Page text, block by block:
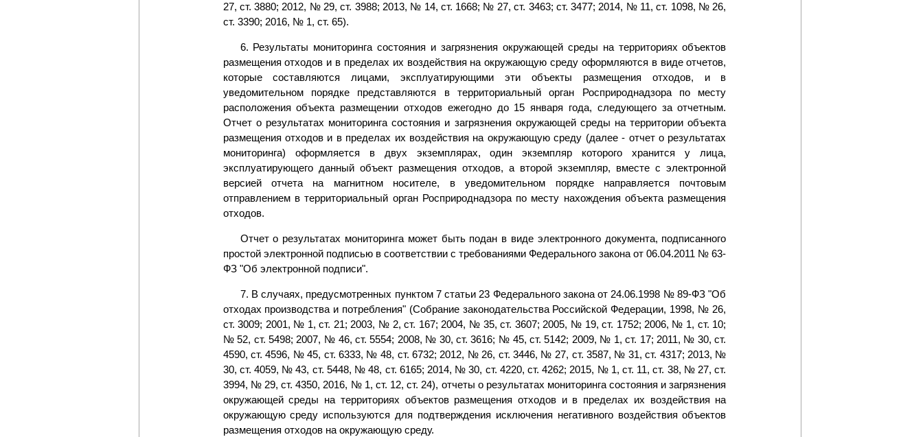
27, ст. 3880; 2012, № 29, ст. 3988; 2013, № 14, ст. 1668; № 27, ст. 3463; ст. 3477; 2014, № 11, ст. 1098, № 26,
ст. 3390; 2016, № 1, ст. 65).
6. Результаты мониторинга состояния и загрязнения окружающей среды на территориях объектов
размещения отходов и в пределах их воздействия на окружающую среду оформляются в виде отчетов,
которые составляются лицами, эксплуатирующими эти объекты размещения отходов, и в
уведомительном порядке представляются в территориальный орган Росприроднадзора по месту
расположения объекта размещении отходов ежегодно до 15 января года, следующего за отчетным.
Отчет о результатах мониторинга состояния и загрязнения окружающей среды на территории объекта
размещения отходов и в пределах их воздействия на окружающую среду (далее - отчет о результатах
мониторинга) оформляется в двух экземплярах, один экземпляр которого хранится у лица,
эксплуатирующего данный объект размещения отходов, а второй экземпляр, вместе с электронной
версией отчета на магнитном носителе, в уведомительном порядке направляется почтовым
отправлением в территориальный орган Росприроднадзора по месту нахождения объекта размещения
отходов.
Отчет о результатах мониторинга может быть подан в виде электронного документа, подписанного
простой электронной подписью в соответствии с требованиями Федерального закона от 06.04.2011 № 63-
ФЗ "Об электронной подписи".
7. В случаях, предусмотренных пунктом 7 статьи 23 Федерального закона от 24.06.1998 № 89-ФЗ "Об
отходах производства и потребления" (Собрание законодательства Российской Федерации, 1998, № 26,
ст. 3009; 2001, № 1, ст. 21; 2003, № 2, ст. 167; 2004, № 35, ст. 3607; 2005, № 19, ст. 1752; 2006, № 1, ст. 10;
№ 52, ст. 5498; 2007, № 46, ст. 5554; 2008, № 30, ст. 3616; № 45, ст. 5142; 2009, № 1, ст. 17; 2011, № 30, ст.
4590, ст. 4596, № 45, ст. 6333, № 48, ст. 6732; 2012, № 26, ст. 3446, № 27, ст. 3587, № 31, ст. 4317; 2013, №
30, ст. 4059, № 43, ст. 5448, № 48, ст. 6165; 2014, № 30, ст. 4220, ст. 4262; 2015, № 1, ст. 11, ст. 38, № 27, ст.
3994, № 29, ст. 4350, 2016, № 1, ст. 12, ст. 24), отчеты о результатах мониторинга состояния и загрязнения
окружающей среды на территориях объектов размещения отходов и в пределах их воздействия на
окружающую среду используются для подтверждения исключения негативного воздействия объектов
размещения отходов на окружающую среду.